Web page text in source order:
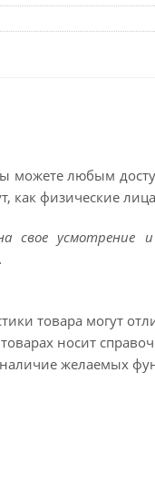
можете любым
как физические
свое
товара могут
носит
желаемых